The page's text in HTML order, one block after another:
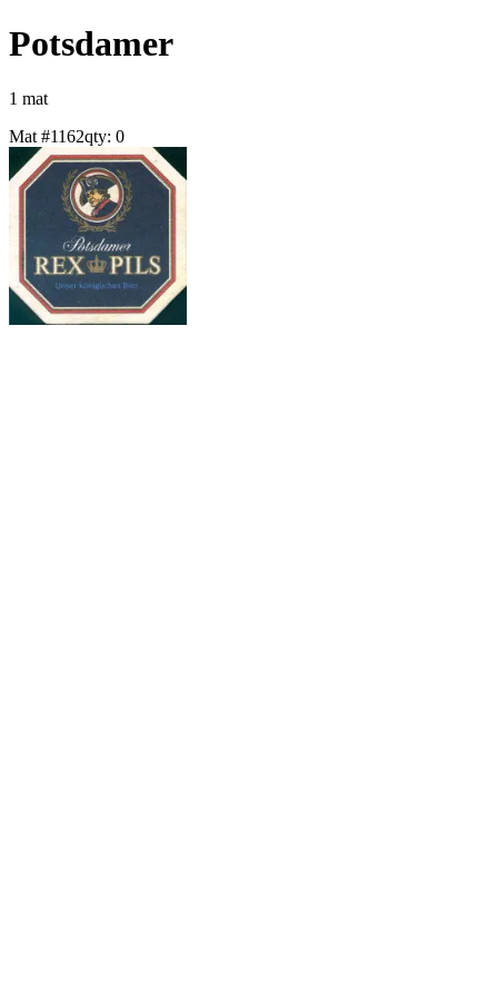
Potsdamer
1 mat
Mat #1162qty: 0